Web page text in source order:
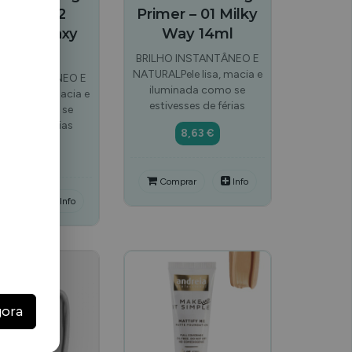
– 02
Galaxy
INSTANTÂNEO E
lisa, macia e
como se
de férias
Info
Primer – 01 Milky
Way 14ml
BRILHO INSTANTÂNEO E
NATURALPele lisa, macia e
iluminada como se
estivesses de férias
8,63 €
Comprar Info